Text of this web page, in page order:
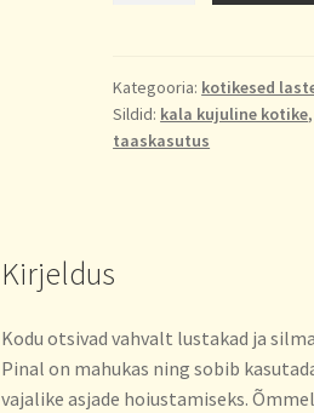
Kategooria: kotikesed
Sildid: kala kujuline kotike,
taaskasutus
Kirjeldus
Kodu otsivad vahvalt lustakad ja
Pinal on mahukas ning sobib
vajalike asjade hoiustamiseks.